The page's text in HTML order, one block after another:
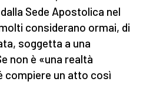
Sede Apostolica nel
considerano ormai, di
soggetta a una
non è «una realtà
compiere un atto così